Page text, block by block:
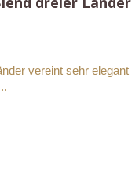
vereint sehr elegant